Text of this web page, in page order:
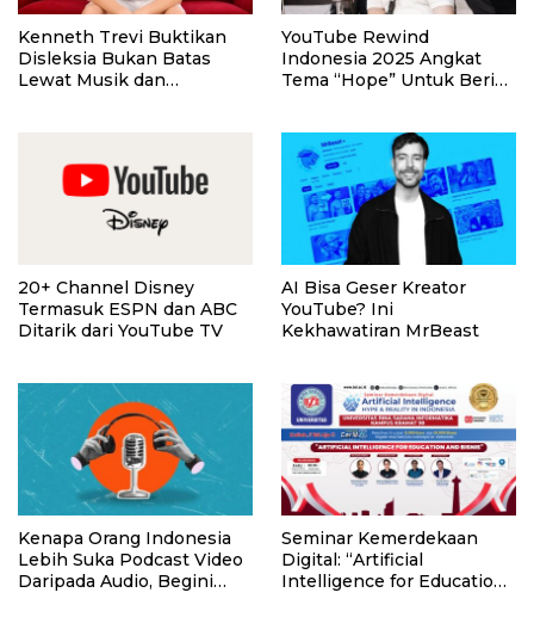
Kenneth Trevi Buktikan
Disleksia Bukan Batas
Lewat Musik dan
YouTube Rewind
Indonesia 2025 Angkat
Tema “Hope” Untuk Beri
20+ Channel Disney
Termasuk ESPN dan ABC
Ditarik dari YouTube TV
AI Bisa Geser Kreator
YouTube? Ini
Kekhawatiran MrBeast
Kenapa Orang Indonesia
Lebih Suka Podcast Video
Daripada Audio, Begini
Seminar Kemerdekaan
Digital: “Artificial
Intelligence for Education